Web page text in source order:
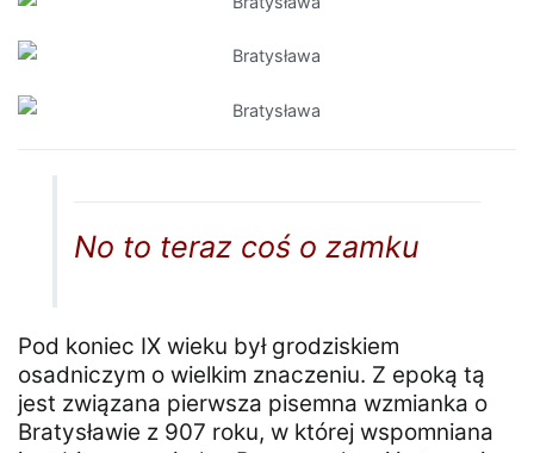
No to teraz coś o zamku
Pod koniec IX wieku był grodziskiem
osadniczym o wielkim znaczeniu. Z epoką tą
jest związana pierwsza pisemna wzmianka o
Bratysławie z 907 roku, w której wspomniana